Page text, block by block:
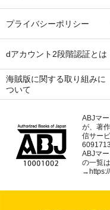
プライバシーポリシー
dアカウント2段階認証とは
海賊版に関する取り組みに
ついて
ABJマ
が、著
信サー
ABJマ
の一覧
→